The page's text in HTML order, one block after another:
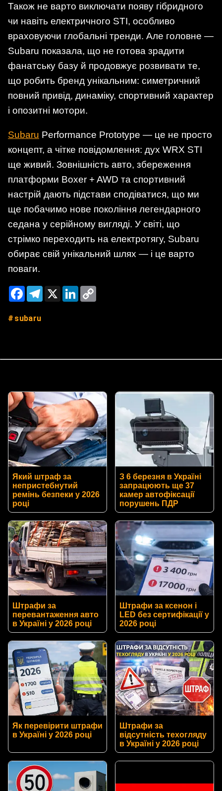
Також не варто виключати появу гібридного
чи навіть електричного STI, особливо
враховуючи глобальні тренди. Але головне —
Subaru показала, що не готова зрадити
фанатську базу й продовжує розвивати те,
що робить бренд унікальним: симетричний
повний привід, динаміку, спортивний характер
і опозитні мотори.
Subaru Performance Prototype — це не просто
концепт, а чітке повідомлення: дух WRX STI
ще живий. Зовнішність авто, збереження
платформи Boxer + AWD та спортивний
настрій дають підстави сподіватися, що ми
ще побачимо нове покоління легендарного
седана у серійному вигляді. У світі, що
стрімко переходить на електротягу, Subaru
обирає свій унікальний шлях — і це варто
поваги.
FacebookTelegram
X LinkedIn
subaru
Який штраф за
непристебнутий
ремінь безпеки у 2026
році
З 6 березня в Україні
запрацюють ще 37
камер автофіксації
порушень ПДР
Штрафи за
перевантаження авто
в Україні у 2026 році
Штрафи за ксенон і
LED без сертифікації у
2026 році
Як перевірити штрафи
в Україні у 2026 році
Штрафи за
відсутність техогляду
в Україні у 2026 році